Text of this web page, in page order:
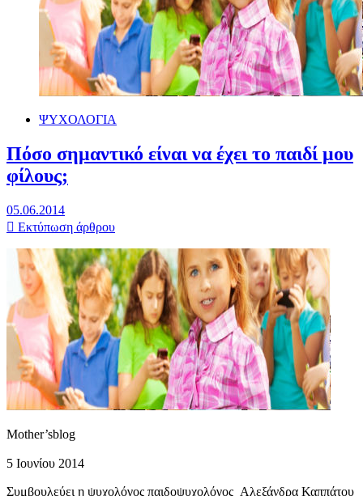
ΨΥΧΟΛΟΓΙΑ
Πόσο σημαντικό είναι να έχει το παιδί μου
φίλους;
05.06.2014
Εκτύπωση άρθρου
Mother’sblog
5 Ιουνίου 2014
Συμβουλεύει η ψυχολόγος παιδοψυχολόγος Αλεξάνδρα Καππάτου